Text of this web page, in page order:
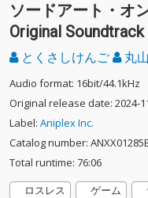
ソードアート・オ
Original Soundtrack
とくさしけんご 丸
Audio format: 16bit/44.1kHz
Original release date: 2024-
Label: Aniplex Inc.
Catalog number:
Total runtime: 76:06
ロスレス
ゲーム